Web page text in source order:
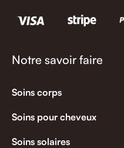
Notre savoir faire
Soins corps
Soins pour cheveux
Soins solaires